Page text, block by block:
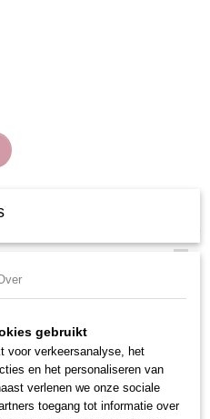
rand.
gebruikt
voor verkeersanalyse, het
en het personaliseren van
verlenen we onze sociale
toegang tot informatie over